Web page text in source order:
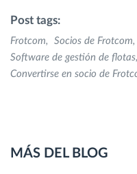
Post tags:
Frotcom Socios de Frotcom
Software de gestión de flotas
Convertirse en socio de
MÁS DEL BLOG